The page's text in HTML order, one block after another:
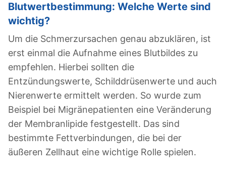
Blutwertbestimmung: Welche Werte sind
wichtig?
Um die Schmerzursachen genau abzuklären, ist
erst einmal die Aufnahme eines Blutbildes zu
empfehlen. Hierbei sollten die
Entzündungswerte, Schilddrüsenwerte und auch
Nierenwerte ermittelt werden. So wurde zum
Beispiel bei Migränepatienten eine Veränderung
der Membranlipide festgestellt. Das sind
bestimmte Fettverbindungen, die bei der
äußeren Zellhaut eine wichtige Rolle spielen.